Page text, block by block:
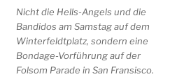
Nicht die Hells-Angels und die
Bandidos am Samstag auf dem
Winter­feldt­platz, sondern eine
Bondage-Vorführung auf der
Folsom Parade in San Fransisco.